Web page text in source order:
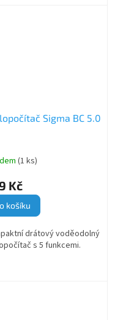
Sigma BC 5.0
(1 ks)
Kč
košíku
drátový voděodolný
s 5 funkcemi.